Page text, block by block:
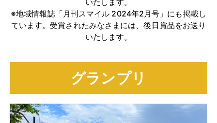
いたします。
※地域情報誌「月刊スマイル 2024年2月号」にも掲載し
ています。受賞されたみなさまには、後日賞品をお送り
いたします。
グランプリ